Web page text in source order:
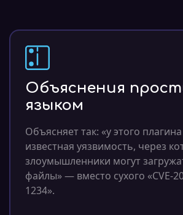
Объяснения
языком
Объясняет так: «у этого
известная уязвимость, через
злоумышленники могут
файлы» — вместо сухого «CVE-
1234».